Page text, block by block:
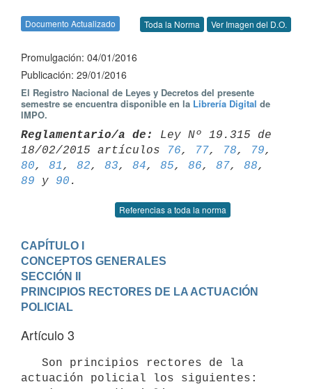
Documento Actualizado Toda la Norma Ver Imagen del D.O.
Promulgación: 04/01/2016
Publicación: 29/01/2016
El Registro Nacional de Leyes y Decretos del presente
semestre se encuentra disponible en la Librería Digital de
IMPO.
Reglamentario/a de:
Ley Nº 19.315 de
18/02/2015 artículos
76, 77, 78, 79
80, 81 , 82, 83, 84, 85, 86, 87, 88
89 y 90
Referencias a toda la norma
CAPÍTULO I
CONCEPTOS GENERALES
SECCIÓN II
PRINCIPIOS RECTORES DE LA ACTUACIÓN
POLICIAL
Artículo 3
actuación policial los siguientes: